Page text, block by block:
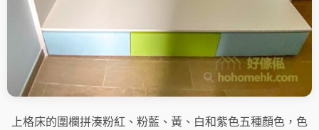
上格床的圍欄拼湊粉紅、粉藍、黃、白和紫色五種顏色，色